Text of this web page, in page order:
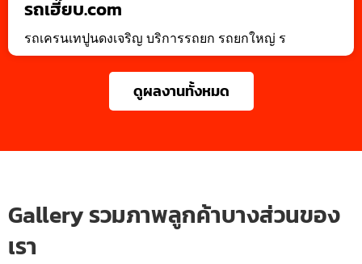
รถเฮี๊ยบ.com
รถเครนเทปูนดงเจริญ บริการรถยก รถยกใหญ่ ร
ดูผลงานทั้งหมด
Gallery รวมภาพลูกค้าบางส่วนของ
เรา